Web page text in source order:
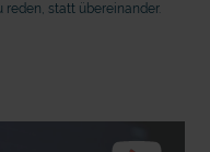
statt übereinander.